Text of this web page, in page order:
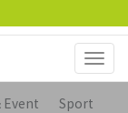
Event Sport